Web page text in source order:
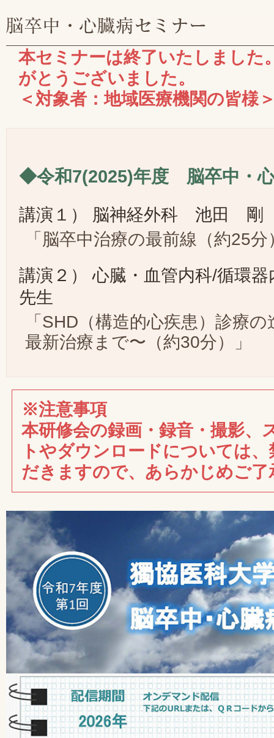
本セミナーは終了いたしました
がとうございました。
＜対象者：地域医療機関の皆様
◆令和7(2025)年度 脳卒中・
講演１） 脳神経外科 池田
「脳卒中治療の最前線（約25分
講演２） 心臓・血管内科/循
先生
「SHD（構造的心疾患）診療
最新治療まで〜（約30分）」
※注意事項
本研修会の録画・録音・撮影、
トやダウンロードについては
だきますので、あらかじめご